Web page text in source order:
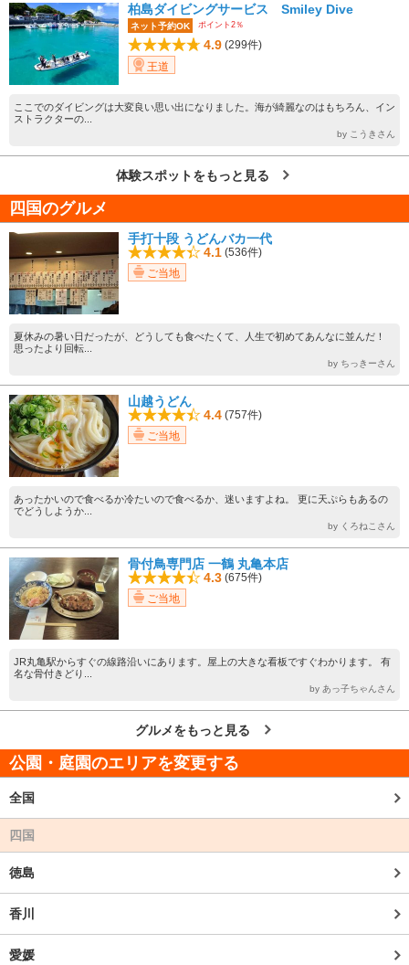
柏島ダイビングサービス Smiley Dive
ネット予約OK ポイント2％
4.9 (299件)
王道
ここでのダイビングは大変良い思い出になりました。海が綺麗なのはもちろん、イン
ストラクターの...
by こうきさん
体験スポットをもっと見る
四国のグルメ
手打十段 うどんバカ一代
4.1 (536件)
ご当地
夏休みの暑い日だったが、どうしても食べたくて、人生で初めてあんなに並んだ！
思ったより回転...
by ちっきーさん
山越うどん
4.4 (757件)
ご当地
あったかいので食べるか冷たいので食べるか、迷いますよね。 更に天ぷらもあるの
でどうしようか...
by くろねこさん
骨付鳥専門店 一鶴 丸亀本店
4.3 (675件)
ご当地
JR丸亀駅からすぐの線路沿いにあります。屋上の大きな看板ですぐわかります。 有
名な骨付きどり...
by あっ子ちゃんさん
グルメをもっと見る
公園・庭園のエリアを変更する
全国
四国
徳島
香川
愛媛